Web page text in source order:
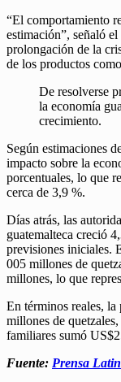
“El comportamiento
estimación”, señaló
prolongación de la
de los productos
De resolverse
la economía
crecimiento.
Según estimaciones
impacto sobre la
porcentuales, lo que
cerca de 3,9 %.
Días atrás, las
guatemalteca creció
previsiones iniciales.
005 millones de
millones, lo que
En términos reales,
millones de
familiares sumó
Fuente: Prensa